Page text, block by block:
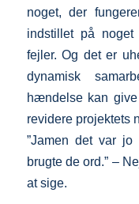
noget, der
indstillet på
fejler. Og det er
dynamisk
hændelse kan
revidere projektets
”Jamen det var
brugte de ord.” –
at sige.